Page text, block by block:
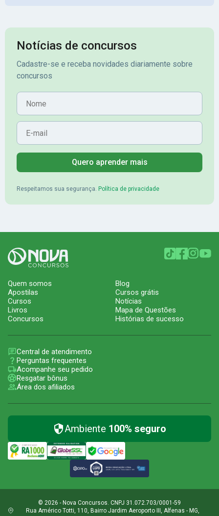
Notícias de concursos
Cadastre-se e receba novidades diariamente sobre
concursos
Nome
E-mail
Quero aprender mais
Respeitamos sua segurança. Política de privacidade
Quem somos
Apostilas
Cursos
Livros
Concursos
Blog
Cursos grátis
Notícias
Mapa de Questões
Histórias de sucesso
Central de atendimento
Perguntas frequentes
Acompanhe seu pedido
Resgatar bônus
Área dos afiliados
Ambiente 100% seguro
© 2026 - Nova Concursos. CNPJ 31.072.703/0001-59
Rua Américo Totti, 110, Bairro Jardim Aeroporto III, Alfenas - MG,